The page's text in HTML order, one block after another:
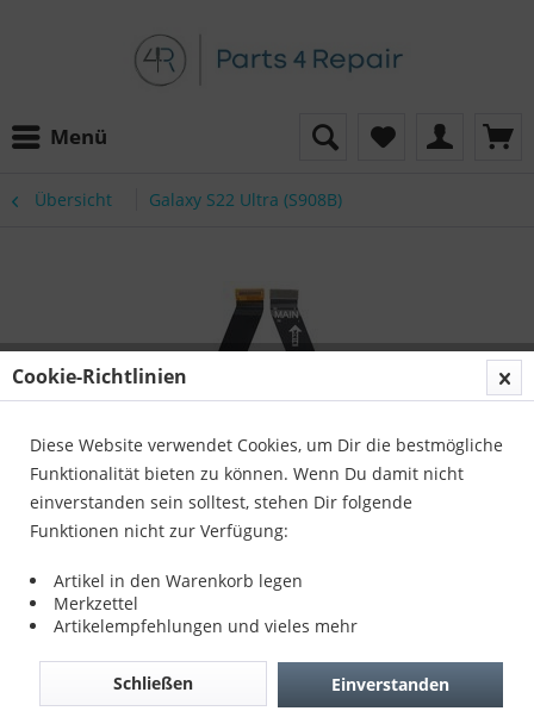
Menü
Übersicht Galaxy S22 Ultra (S908B)
Ultra
14,90 € *
zzgl. Versandkosten
Cookie-Richtlinien
Diese Website verwendet Cookies, um Dir die bestmögliche
Funktionalität bieten zu können. Wenn Du damit nicht
einverstanden sein solltest, stehen Dir folgende
Funktionen nicht zur Verfügung:
Artikel in den Warenkorb legen
Merkzettel
Artikelempfehlungen und vieles mehr
Einverstanden
Schließen